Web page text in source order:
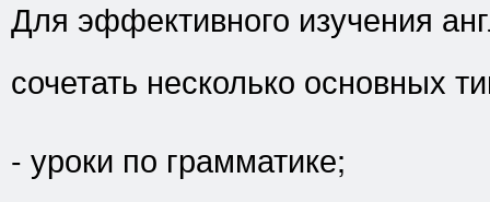
Для эффективного изучения
сочетать несколько основных
- уроки по грамматике;